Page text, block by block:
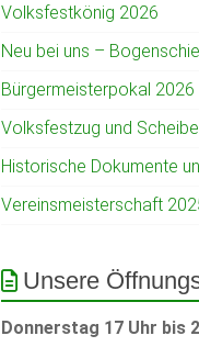
Volksfestkönig 2026
Neu bei uns –
Bürgermeisterpokal 2026
Volksfestzug und
Historische Dokumente
Vereinsmeisterschaft
Unsere
Donnerstag 17 Uhr bis